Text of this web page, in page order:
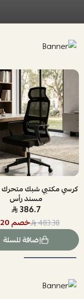
كرسي مكتبي شبك
مسند رأس
386.7
483.38 خصم20
إضافة للسلة